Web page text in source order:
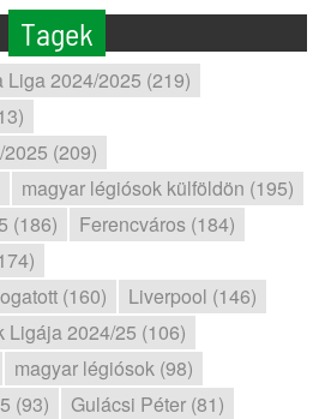
Tagek
Liga 2024/2025 (219)
(209)
magyar légiósok külföldön (195)
(186)
Ferencváros (184)
(160)
Liverpool (146)
Ligája 2024/25 (106)
magyar légiósok (98)
(93)
Gulácsi Péter (81)